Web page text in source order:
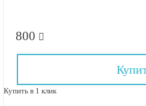
800
Купить в 1 клик